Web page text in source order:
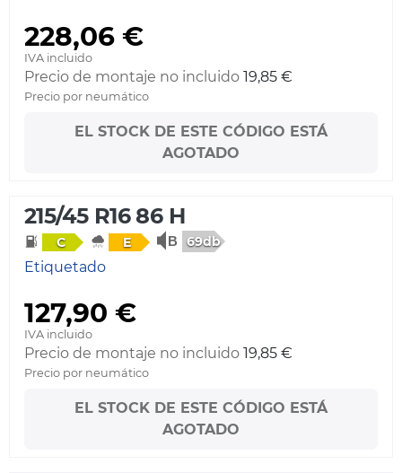
228,06 €
IVA incluido
Precio de montaje no incluido 19,85 €
Precio por neumático
EL STOCK DE ESTE CÓDIGO ESTÁ
AGOTADO
215/45 R16 86 H
C E 69db
Etiquetado
127,90 €
IVA incluido
Precio de montaje no incluido 19,85 €
Precio por neumático
EL STOCK DE ESTE CÓDIGO ESTÁ
AGOTADO